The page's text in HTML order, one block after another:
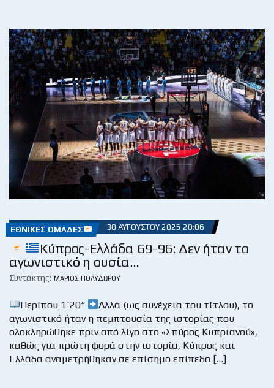
ΕΘΝΙΚΈΣ ΟΜΆΔΕΣ 30 ΑΥΓΟΎΣΤΟΥ 2025 20:06
Κύπρος-Ελλάδα 69-96: Δεν ήταν το
αγωνιστικό η ουσία…
Συντάκτης: ΜΆΡΙΟΣ ΠΟΛΥΔΏΡΟΥ
Περίπου 1`20“
Αλλά (ως συνέχεια του τίτλου), το
αγωνιστικό ήταν η πεμπτουσία της ιστορίας που
ολοκληρώθηκε πριν από λίγο στο «Σπύρος Κυπριανού»,
καθώς για πρώτη φορά στην ιστορία, Κύπρος και
Ελλάδα αναμετρήθηκαν σε επίσημο επίπεδο […]